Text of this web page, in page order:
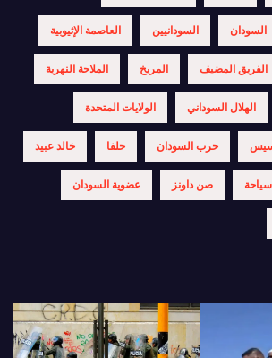
السودان السودانيين العاصمة الإثيوبية
الفريق المضيف المريخ الملاحة النهرية
الهلال السوداني الولايات المتحدة
حرب السودان حلفا خالد عبيد
سياحة صن داونز عضوية السودان